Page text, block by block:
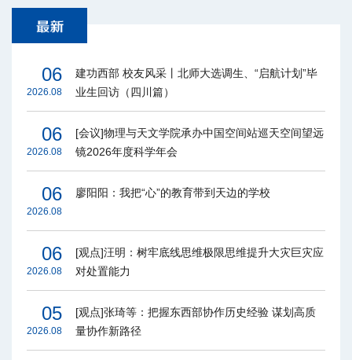
06
2026.08
建功西部 校友风采丨北师大选调生、“启航计划”毕
业生回访（四川篇）
06
2026.08
[会议]物理与天文学院承办中国空间站巡天空间望远
镜2026年度科学年会
06
2026.08
廖阳阳：我把“心”的教育带到天边的学校
06
2026.08
[观点]汪明：树牢底线思维极限思维提升大灾巨灾应
对处置能力
05
2026.08
[观点]张琦等：把握东西部协作历史经验 谋划高质
量协作新路径